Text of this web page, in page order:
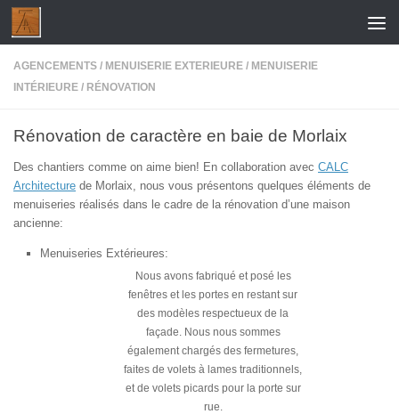
Skip to content
AGENCEMENTS / MENUISERIE EXTERIEURE / MENUISERIE
INTÉRIEURE / RÉNOVATION
Rénovation de caractère en baie de Morlaix
Des chantiers comme on aime bien! En collaboration avec CALC
Architecture de Morlaix, nous vous présentons quelques éléments de
menuiseries réalisés dans le cadre de la rénovation d’une maison
ancienne:
Menuiseries Extérieures:
Nous avons fabriqué et posé les
fenêtres et les portes en restant sur
des modèles respectueux de la
façade. Nous nous sommes
également chargés des fermetures,
faites de volets à lames traditionnels,
et de volets picards pour la porte sur
rue.